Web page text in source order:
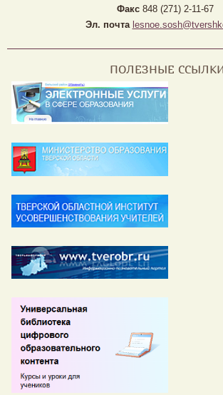
Факс848 (271) 2-11-67
Эл. почта
ПОЛЕЗНЫЕ